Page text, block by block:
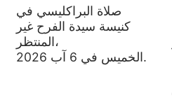
صلاة البراكليسي في
كنيسة سيدة الفرح غير
المنتظر،
الخميس في 6 آب 2026.